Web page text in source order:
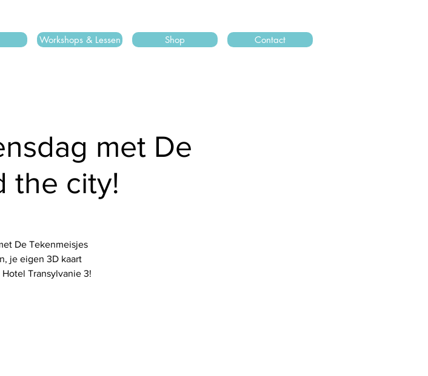
Workshops & Lessen Shop Contact
met De
the city!
De Tekenmeisjes
je eigen 3D kaart
Transylvanie 3!